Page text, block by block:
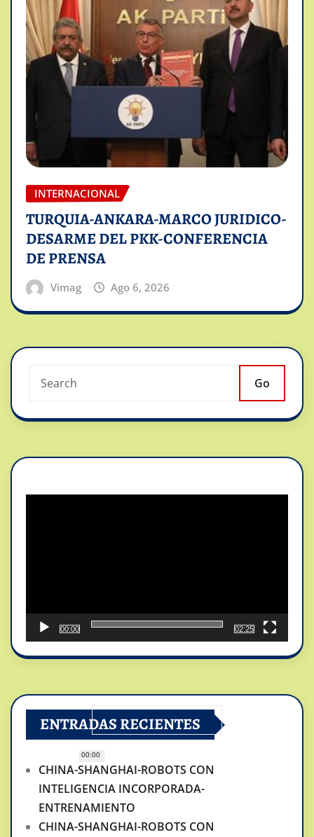
INTERNACIONAL
TURQUIA-ANKARA-MARCO JURIDICO-
DESARME DEL PKK-CONFERENCIA
DE PRENSA
Vimag Ago 6, 2026
Go
00:00
00:00
02:25
ENTRADAS RECIENTES
CHINA-SHANGHAI-ROBOTS CON
INTELIGENCIA INCORPORADA-
ENTRENAMIENTO
CHINA-SHANGHAI-ROBOTS CON